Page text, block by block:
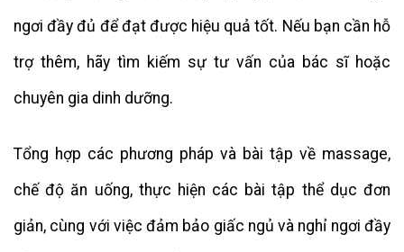
ngơi đầy đủ để đạt được hiệu quả tốt. Nếu bạn cần hỗ
trợ thêm, hãy tìm kiếm sự tư vấn của bác sĩ hoặc
chuyên gia dinh dưỡng.
Tổng hợp các phương pháp và bài tập về massage,
chế độ ăn uống, thực hiện các bài tập thể dục đơn
giản, cùng với việc đảm bảo giấc ngủ và nghỉ ngơi đầy